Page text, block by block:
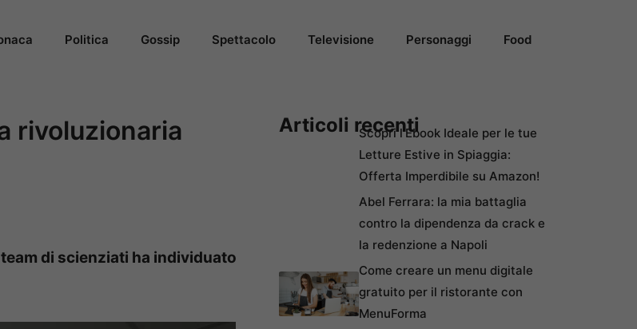
Politica Gossip Spettacolo Televisione Personaggi Food
rivoluzionaria
di scienziati ha individuato
Articoli recentiScopri l’Ebook Ideale per le tue
Letture Estive in Spiaggia:
Offerta Imperdibile su Amazon!
Abel Ferrara: la mia battaglia
contro la dipendenza da crack e
la redenzione a Napoli
Come creare un menu digitale
gratuito per il ristorante con
MenuForma